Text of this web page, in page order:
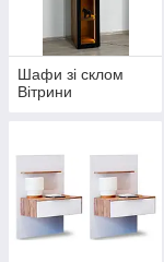
Шафи зі склом
Вітрини